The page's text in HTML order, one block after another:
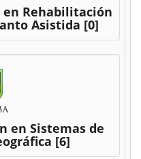
en Rehabilitación
Asistida [0]
en Sistemas de
[6]